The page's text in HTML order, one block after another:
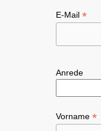
E-Mail *
Anrede
Vorname *